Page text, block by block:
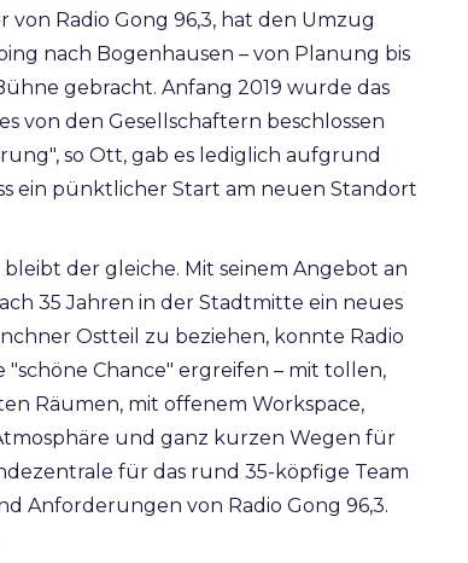
von Radio Gong 96,3, hat den Umzug
nach Bogenhausen – von Planung bis
gebracht. Anfang 2019 wurde das
von den Gesellschaftern beschlossen
so Ott, gab es lediglich aufgrund
ein pünktlicher Start am neuen Standort
bleibt der gleiche. Mit seinem Angebot an
35 Jahren in der Stadtmitte ein neues
Ostteil zu beziehen, konnte Radio
"schöne Chance" ergreifen – mit tollen,
Räumen, mit offenem Workspace,
und ganz kurzen Wegen für
für das rund 35-köpfige Team
Anforderungen von Radio Gong 96,3.